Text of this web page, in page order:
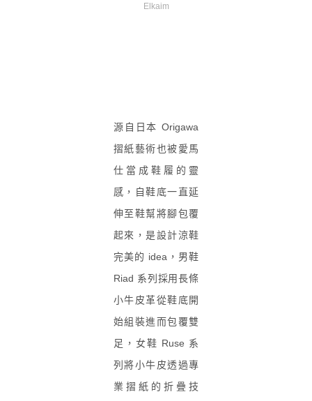
Elkaim
源自日本Origawa
摺紙藝術也被愛馬
仕當成鞋履的靈
感，自鞋底一直延
伸至鞋幫將腳包覆
起來，是設計涼鞋
完美的 idea，男鞋
Riad 系列採用長條
小牛皮革從鞋底開
始組 裝進而包覆雙
足，女鞋 Ruse 系
列將小牛皮透過專
業摺紙的折疊技